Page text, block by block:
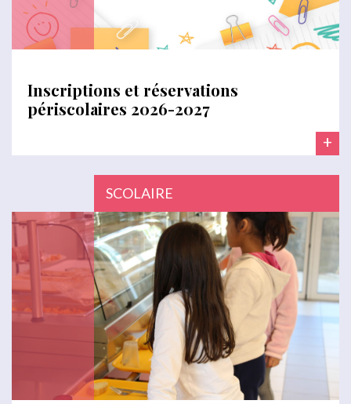
Inscriptions et réservations
périscolaires 2026-2027
+
SCOLAIRE